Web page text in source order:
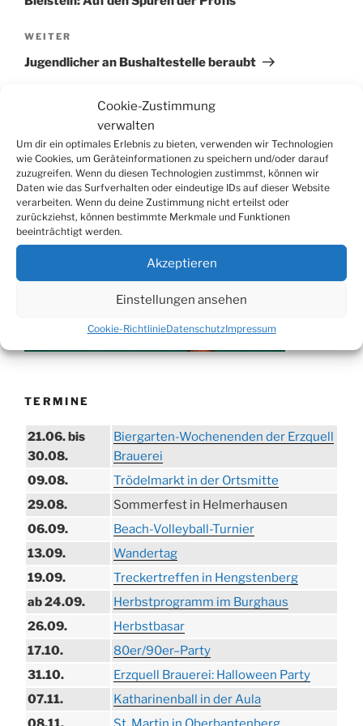
Cookie-Zustimmung
verwalten
Um dir ein optimales Erlebnis zu bieten, verwenden wir Technologien
wie Cookies, um Geräteinformationen zu speichern und/oder darauf
zuzugreifen. Wenn du diesen Technologien zustimmst, können wir
Daten wie das Surfverhalten oder eindeutige IDs auf dieser Website
verarbeiten. Wenn du deine Zustimmung nicht erteilst oder
zurückziehst, können bestimmte Merkmale und Funktionen
beeinträchtigt werden.
Akzeptieren
Einstellungen ansehen
Cookie-RichtlinieDatenschutzImpressum
Nächster
Beitrag
WEITER
Jugendlicher an Bushaltestelle beraubt
Suchen
nach:
WERBUNG
TERMINE
21.06. bis
30.08.
Biergarten-Wochenenden der Erzquell
Brauerei
09.08.
Trödelmarkt in der Ortsmitte
29.08.
Sommerfest in Helmerhausen
06.09.
Beach-Volleyball-Turnier
13.09.
Wandertag
19.09.
Treckertreffen in Hengstenberg
ab 24.09.
Herbstprogramm im Burghaus
26.09.
Herbstbasar
17.10.
80er/90er–Party
31.10.
Erzquell Brauerei: Halloween Party
07.11.
Katharinenball in der Aula